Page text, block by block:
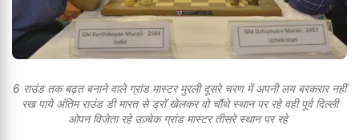
6 राउंड तक बढ़त बनाने वाले ग्रांड मास्टर मुरली दूसरे चरण में अपनी लय बरकरार नहीं
रख पाये अंतिम राउंड डी मारत से ड्रॉ खेलकर वो चौंथे स्थान पर रहे वही पूर्व दिल्ली
ओपन विजेता रहे उज़्बेक ग्रांड मास्टर तीसरे स्थान पर रहे